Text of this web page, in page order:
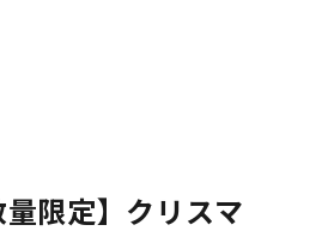
限定】クリスマ